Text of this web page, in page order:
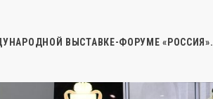
ВЫСТАВКЕ-ФОРУМЕ «РОССИЯ».